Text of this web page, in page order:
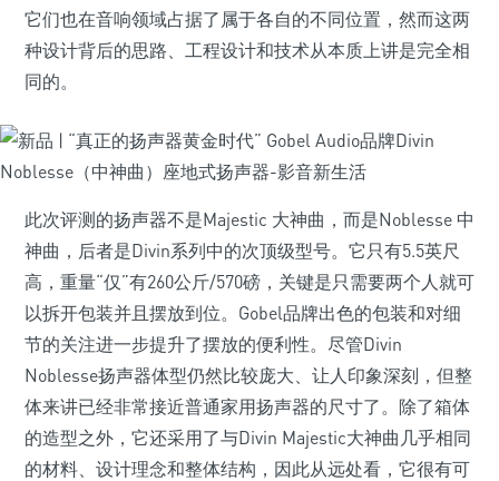
它们也在音响领域占据了属于各自的不同位置，然而这两
种设计背后的思路、工程设计和技术从本质上讲是完全相
同的。
此次评测的扬声器不是Majestic 大神曲，而是Noblesse 中
神曲，后者是Divin系列中的次顶级型号。它只有5.5英尺
高，重量“仅”有260公斤/570磅，关键是只需要两个人就可
以拆开包装并且摆放到位。Gobel品牌出色的包装和对细
节的关注进一步提升了摆放的便利性。尽管Divin
Noblesse扬声器体型仍然比较庞大、让人印象深刻，但整
体来讲已经非常接近普通家用扬声器的尺寸了。除了箱体
的造型之外，它还采用了与Divin Majestic大神曲几乎相同
的材料、设计理念和整体结构，因此从远处看，它很有可